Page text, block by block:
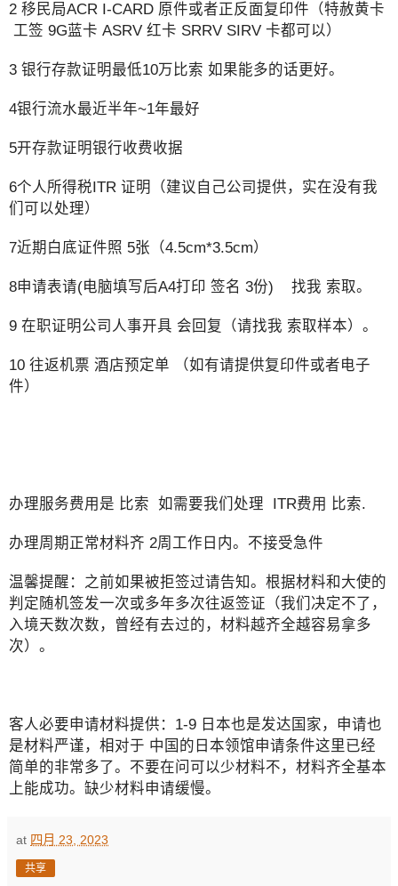
2 移民局ACR I-CARD 原件或者正反面复印件（特赦黄卡
工签 9G蓝卡 ASRV 红卡 SRRV SIRV 卡都可以）
3 银行存款证明最低10万比索 如果能多的话更好。
4银行流水最近半年~1年最好
5开存款证明银行收费收据
6个人所得税ITR 证明（建议自己公司提供，实在没有我
们可以处理）
7近期白底证件照 5张（4.5cm*3.5cm）
8申请表请(电脑填写后A4打印 签名 3份) 找我 索取。
9 在职证明公司人事开具 会回复（请找我 索取样本）。
10 往返机票 酒店预定单 （如有请提供复印件或者电子
件）
办理服务费用是 比索 如需要我们处理 ITR费用 比索.
办理周期正常材料齐 2周工作日内。不接受急件
温馨提醒：之前如果被拒签过请告知。根据材料和大使的
判定随机签发一次或多年多次往返签证（我们决定不了，
入境天数次数，曾经有去过的，材料越齐全越容易拿多
次）。
客人必要申请材料提供：1-9 日本也是发达国家，申请也
是材料严谨，相对于 中国的日本领馆申请条件这里已经
简单的非常多了。不要在问可以少材料不，材料齐全基本
上能成功。缺少材料申请缓慢。
at 四月 23, 2023
共享